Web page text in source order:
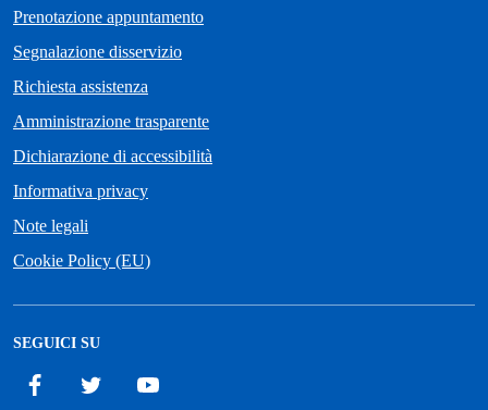
Prenotazione appuntamento
Segnalazione disservizio
Richiesta assistenza
Amministrazione trasparente
Dichiarazione di accessibilità
Informativa privacy
Note legali
Cookie Policy (EU)
SEGUICI SU
Facebook Twitter